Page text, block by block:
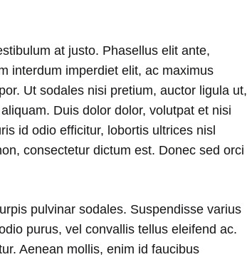
at justo. Phasellus elit ante,
interdum imperdiet elit, ac maximus
Ut sodales nisi pretium, auctor ligula ut,
Duis dolor dolor, volutpat et nisi
id odio efficitur, lobortis ultrices nisl
consectetur dictum est. Donec sed orci
pulvinar sodales. Suspendisse varius
purus, vel convallis tellus eleifend ac.
Aenean mollis, enim id faucibus